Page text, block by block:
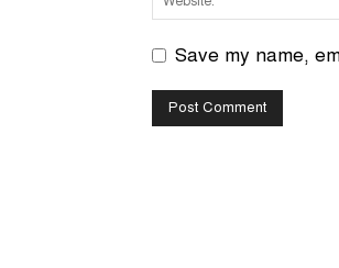
Save my name,